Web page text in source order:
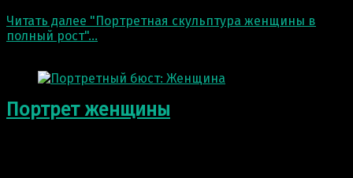
Читать далее "Портретная скульптура женщины в
полный рост"…
Портрет женщины